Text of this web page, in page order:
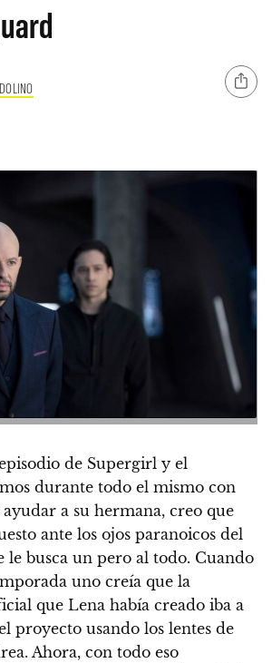
de Supergirl y el
durante todo el mismo con
a su hermana, creo que
ante los ojos paranoicos del
le busca un pero al todo. Cuando
uno creía que la
que Lena había creado iba a
proyecto usando los lentes de
Ahora, con todo eso